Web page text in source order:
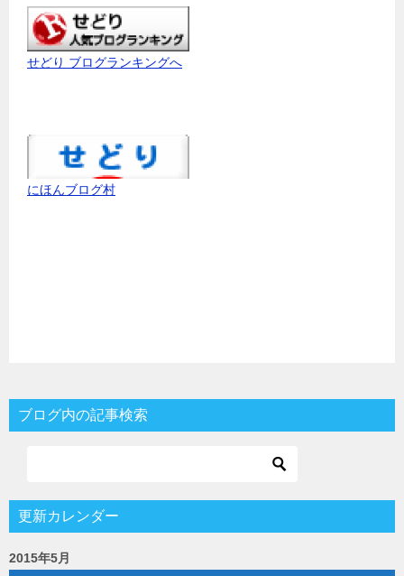
せどり ブログランキングへ
にほんブログ村
ブログ内の記事検索
更新カレンダー
2015年5月